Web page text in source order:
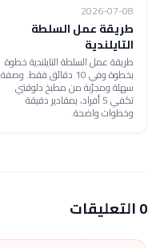
2026-07-08
طريقة عمل السلطة
التايلندية
طريقة عمل السلطة التايلندية خطوة
بخطوة وفي 10 دقائق فقط. وصفة
سهلة ومجرّبة من مطبخ دلوقتي
تكفي 5 أفراد، بمقادير دقيقة
وخطوات واضحة.
0 التعليقات